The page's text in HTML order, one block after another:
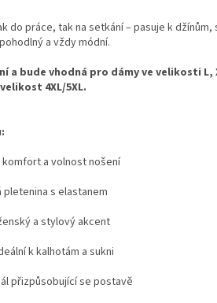
do práce, tak na setkání – pasuje k
a vždy módní.
a bude vhodná pro dámy ve velikosti L,
4XL/5XL.
komfort a volnost nošení
pletenina s elastanem
a stylový akcent
k kalhotám a sukni
přizpůsobující se postavě